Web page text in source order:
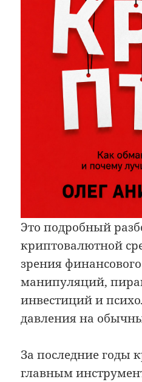
Это подробный
криптовалютной
зрения
манипуляций,
инвестиций и
давления на
За последние годы
главным